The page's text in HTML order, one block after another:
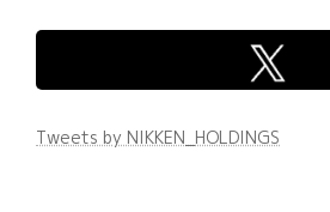
Tweets by NIKKEN_HOLDINGS